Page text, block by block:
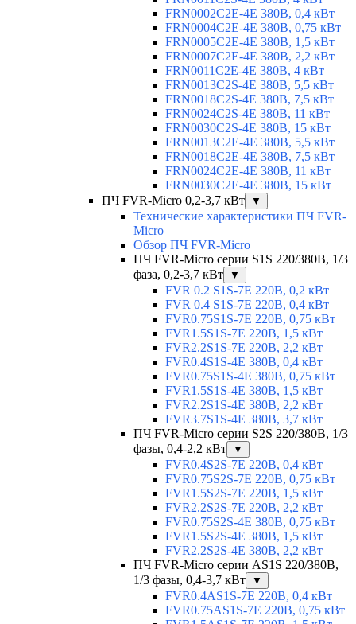
FRN0002C2E-4E 380В, 0,4 кВт
FRN0004C2E-4E 380В, 0,75 кВт
FRN0005C2E-4E 380В, 1,5 кВт
FRN0007C2E-4E 380В, 2,2 кВт
FRN0011C2E-4E 380В, 4 кВт
FRN0013C2S-4E 380В, 5,5 кВт
FRN0018C2S-4E 380В, 7,5 кВт
FRN0024C2S-4E 380В, 11 кВт
FRN0030C2S-4E 380В, 15 кВт
FRN0013C2E-4E 380В, 5,5 кВт
FRN0018C2E-4E 380В, 7,5 кВт
FRN0024C2E-4E 380В, 11 кВт
FRN0030C2E-4E 380В, 15 кВт
ПЧ FVR-Micro 0,2-3,7 кВт
▼
Технические характеристики ПЧ FVR-
Micro
Обзор ПЧ FVR-Micro
ПЧ FVR-Micro серии S1S 220/380В, 1/3
фаза, 0,2-3,7 кВт
▼
FVR 0.2 S1S-7E 220В, 0,2 кВт
FVR 0.4 S1S-7E 220В, 0,4 кВт
FVR0.75S1S-7E 220В, 0,75 кВт
FVR1.5S1S-7E 220В, 1,5 кВт
FVR2.2S1S-7E 220В, 2,2 кВт
FVR0.4S1S-4E 380В, 0,4 кВт
FVR0.75S1S-4E 380В, 0,75 кВт
FVR1.5S1S-4E 380В, 1,5 кВт
FVR2.2S1S-4E 380В, 2,2 кВт
FVR3.7S1S-4E 380В, 3,7 кВт
ПЧ FVR-Micro серии S2S 220/380В, 1/3
фазы, 0,4-2,2 кВт
▼
FVR0.4S2S-7E 220В, 0,4 кВт
FVR0.75S2S-7E 220В, 0,75 кВт
FVR1.5S2S-7E 220В, 1,5 кВт
FVR2.2S2S-7E 220В, 2,2 кВт
FVR0.75S2S-4E 380В, 0,75 кВт
FVR1.5S2S-4E 380В, 1,5 кВт
FVR2.2S2S-4E 380В, 2,2 кВт
ПЧ FVR-Micro серии AS1S 220/380В,
1/3 фазы, 0,4-3,7 кВт
▼
FVR0.4AS1S-7E 220В, 0,4 кВт
FVR0.75AS1S-7E 220В, 0,75 кВт